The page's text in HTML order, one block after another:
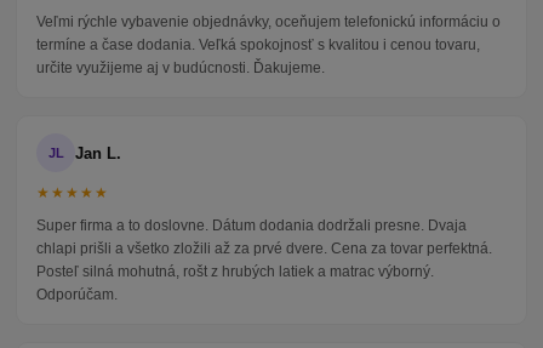
Veľmi rýchle vybavenie objednávky, oceňujem telefonickú informáciu o
termíne a čase dodania. Veľká spokojnosť s kvalitou i cenou tovaru,
určite využijeme aj v budúcnosti. Ďakujeme.
JL Jan L.
★★★★★
Super firma a to doslovne. Dátum dodania dodržali presne. Dvaja
chlapi prišli a všetko zložili až za prvé dvere. Cena za tovar perfektná.
Posteľ silná mohutná, rošt z hrubých latiek a matrac výborný.
Odporúčam.